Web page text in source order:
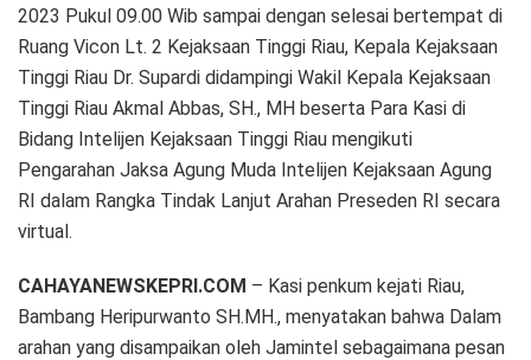
2023 Pukul 09.00 Wib sampai dengan selesai bertempat di
Ruang Vicon Lt. 2 Kejaksaan Tinggi Riau, Kepala Kejaksaan
Tinggi Riau Dr. Supardi didampingi Wakil Kepala Kejaksaan
Tinggi Riau Akmal Abbas, SH., MH beserta Para Kasi di
Bidang Intelijen Kejaksaan Tinggi Riau mengikuti
Pengarahan Jaksa Agung Muda Intelijen Kejaksaan Agung
RI dalam Rangka Tindak Lanjut Arahan Preseden RI secara
virtual.
CAHAYANEWSKEPRI.COM – Kasi penkum kejati Riau,
Bambang Heripurwanto SH.MH., menyatakan bahwa Dalam
arahan yang disampaikan oleh Jamintel sebagaimana pesan